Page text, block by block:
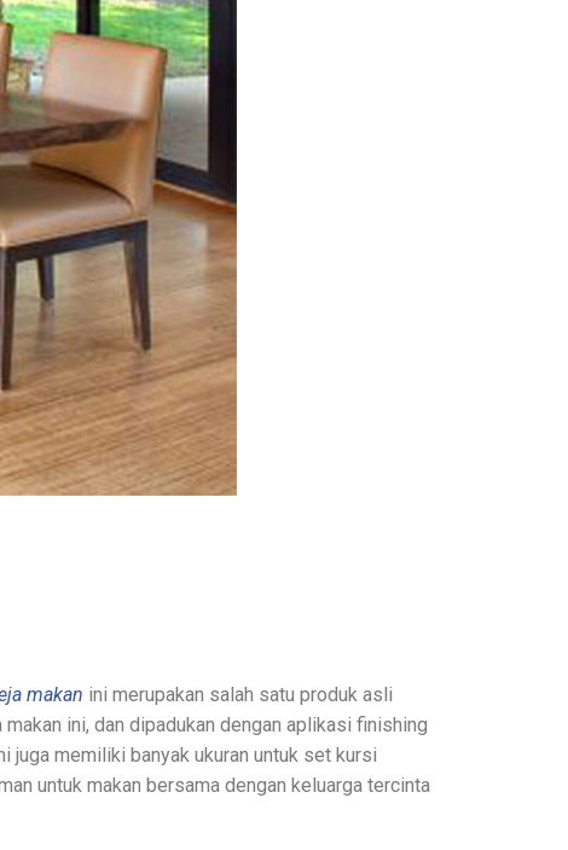
makan ini merupakan salah satu produk asli
ini, dan dipadukan dengan aplikasi finishing
juga memiliki banyak ukuran untuk set kursi
untuk makan bersama dengan keluarga tercinta